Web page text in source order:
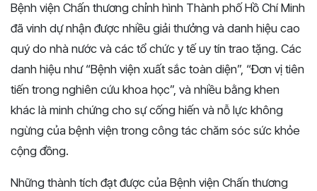
Bệnh viện Chấn thương chỉnh hình Thành phố Hồ Chí Minh
đã vinh dự nhận được nhiều giải thưởng và danh hiệu cao
quý do nhà nước và các tổ chức y tế uy tín trao tặng. Các
danh hiệu như “Bệnh viện xuất sắc toàn diện”, “Đơn vị tiên
tiến trong nghiên cứu khoa học”, và nhiều bằng khen
khác là minh chứng cho sự cống hiến và nỗ lực không
ngừng của bệnh viện trong công tác chăm sóc sức khỏe
cộng đồng.
Những thành tích đạt được của Bệnh viện Chấn thương